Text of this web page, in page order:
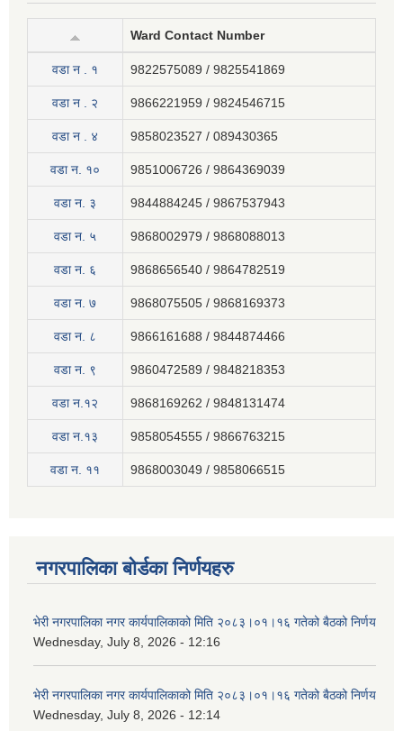
Ward Contact Number
वडा न . १ 9822575089 / 9825541869
वडा न . २ 9866221959 / 9824546715
वडा न . ४ 9858023527 / 089430365
वडा न. १० 9851006726 / 9864369039
वडा न. ३ 9844884245 / 9867537943
वडा न. ५ 9868002979 / 9868088013
वडा न. ६ 9868656540 / 9864782519
वडा न. ७ 9868075505 / 9868169373
वडा न. ८ 9866161688 / 9844874466
वडा न. ९ 9860472589 / 9848218353
वडा न.१२ 9868169262 / 9848131474
वडा न.१३ 9858054555 / 9866763215
वडा न‍. ११ 9868003049 / 9858066515
नगरपालिका बोर्डका निर्णयहरु
भेरी नगरपालिका नगर कार्यपालिकाको मिति २०८३।०१।१६ गतेको बैठको निर्णय
Wednesday, July 8, 2026 - 12:16
भेरी नगरपालिका नगर कार्यपालिकाको मिति २०८३।०१।१६ गतेको बैठको निर्णय
Wednesday, July 8, 2026 - 12:14